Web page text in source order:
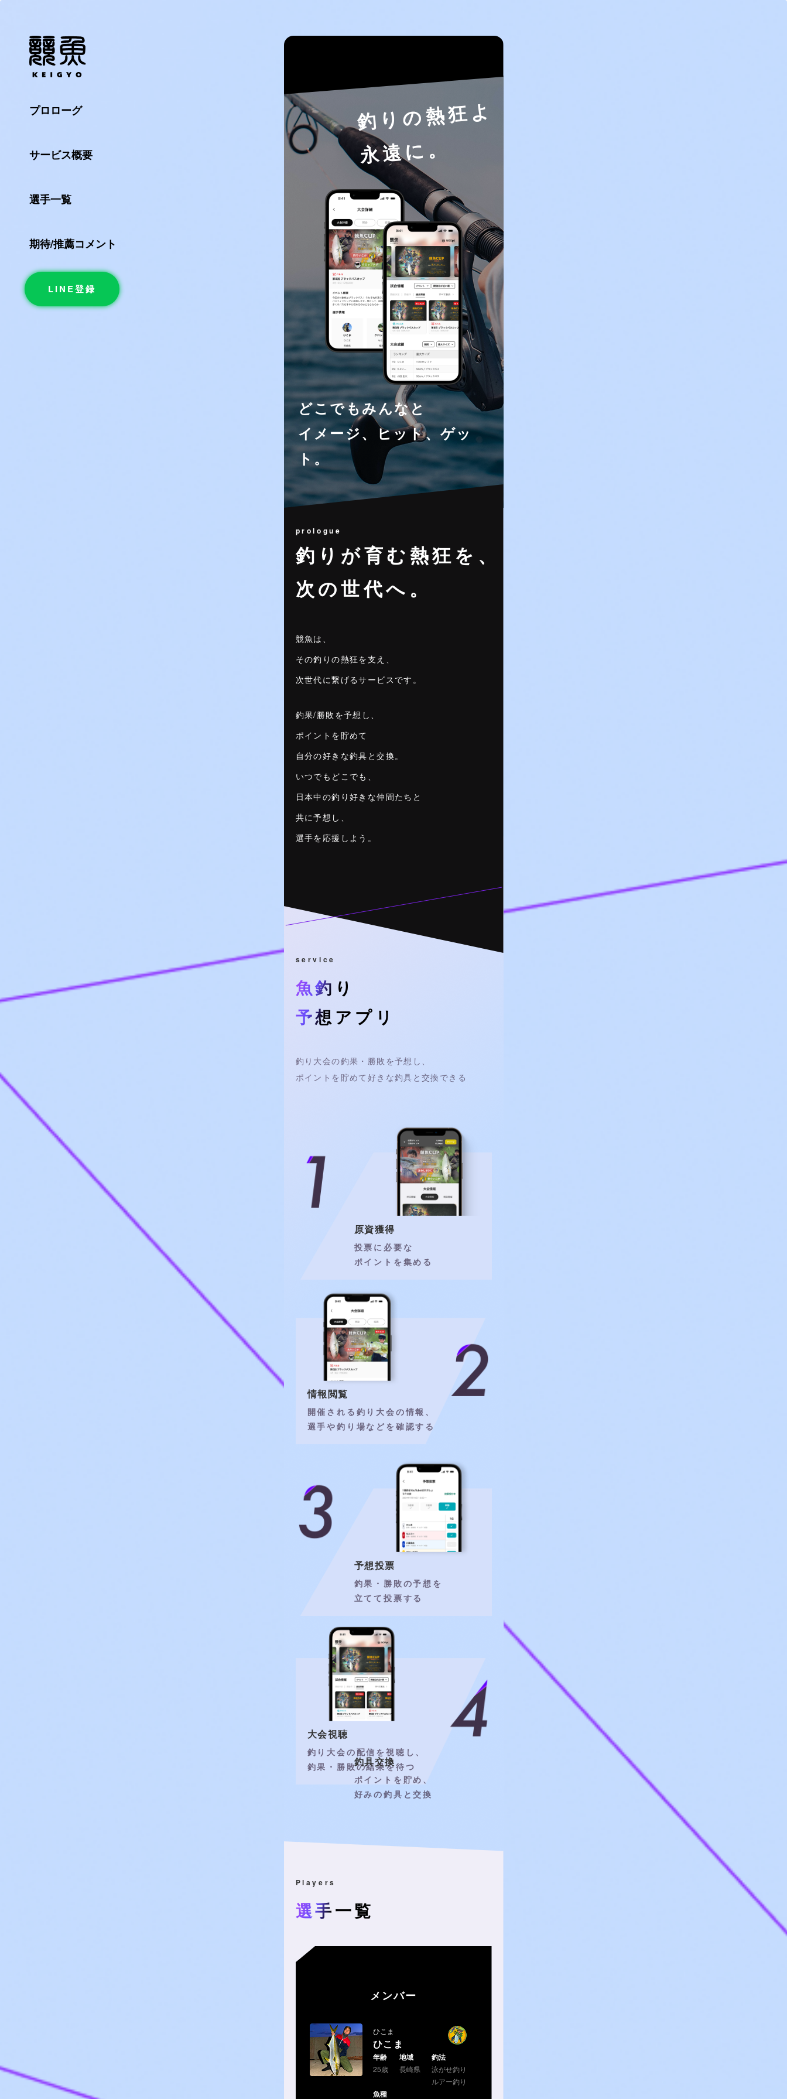
プロローグ
サービス概要
選手一覧
期待/推薦コメント
LINE登録
釣りの熱狂よ
永遠に。
どこでもみんなと
イメージ、ヒット、ゲッ
ト。
prologue
釣りが育む熱狂を、
次の世代へ。
競魚は、
その釣りの熱狂を支え、
次世代に繋げるサービスです。
釣果/勝敗を予想し、
ポイントを貯めて
自分の好きな釣具と交換。
いつでもどこでも、
日本中の釣り好きな仲間たちと
共に予想し、
選手を応援しよう。
service
魚釣り
予想アプリ
釣り大会の釣果・勝敗を予想し、
ポイントを貯めて好きな釣具と交換できる
原資獲得
投票に必要な
ポイントを集める
情報閲覧
開催される釣り大会の情報、
選手や釣り場などを確認する
予想投票
釣果・勝敗の予想を
立てて投票する
大会視聴
釣り大会の配信を視聴し、
釣果・勝敗の結果を待つ
釣具交換
ポイントを貯め、
好みの釣具と交換
Players
選手一覧
メンバー
ひこま
ひこま
年齢
25歳
地域
長崎県
釣法
泳がせ釣り
ルアー釣り
魚種